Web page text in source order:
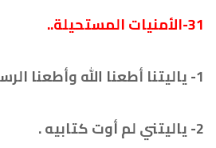
31- الأمنيات المستحيلة..
1- ياليتنا أطعنا الله وأطعنا الرسولا .
2- ياليتني لم أوت كتابيه .